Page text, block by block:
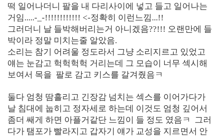
떡 일어나더니 팔을 내 다리사이에 넣고 들고 일어나는
거임.....-_-!!!!!!!!!!!! <-정확히 이런느낌...!!
그러더니 날 들박해버리는거 아니겠음??!!! 오랜만에 들
박이라 정말 미치는줄 알았음.
소리는 참기 어려울 정도라서 그냥 소리지르고 있었고
얘는 눈감고 헉헉헉헉 거리는데 그 모습이 너무 섹시해
보여서 목을 팔로 감고 키스를 갈겨줬음ㅋ
둘다 엄청 땀흘리고 긴장감 넘치는 섹스를 이어가다가
날 침대에 눕히고 정자세로 하는데 이것도 엄청 깊어서
좀더 쌔게 하면 아플거같단 느낌이 들 정도 였음ㅋ
그러
다가 탬포가 빨라지고 갑자기 얘가 교성을 지르면서 안